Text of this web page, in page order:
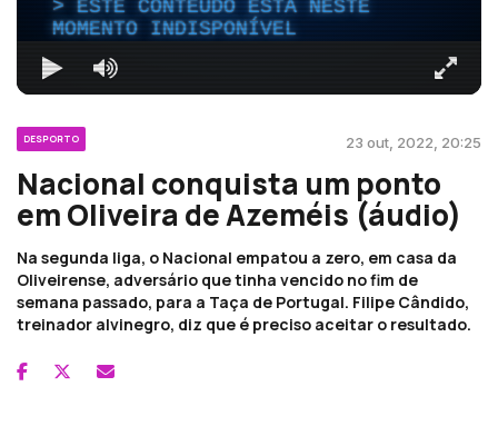
ESTE CONTEÚDO ESTÁ NESTE
MOMENTO INDISPONÍVEL
DESPORTO 23 out, 2022, 20:25
Nacional conquista um ponto
em Oliveira de Azeméis (áudio)
Na segunda liga, o Nacional empatou a zero, em casa da
Oliveirense, adversário que tinha vencido no fim de
semana passado, para a Taça de Portugal. Filipe Cândido,
treinador alvinegro, diz que é preciso aceitar o resultado.